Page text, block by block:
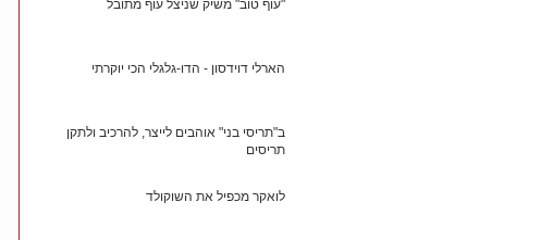
"עוף טוב" משיק שניצל עוף מתובל
הארלי דוידסון - הדו-גלגלי הכי יוקרתי
ב"תריסי בני" אוהבים לייצר, להרכיב ולתקן
תריסים
לואקר מכפיל את השוקולד